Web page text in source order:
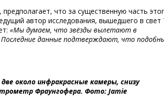
что за существенную часть
автор исследования, вышедшего в свет
«Мы думаем, что звёзды вылетают в
данные подтверждают, что
около инфракрасные камеры, снизу
Фраунгофера. Фото: Jamie